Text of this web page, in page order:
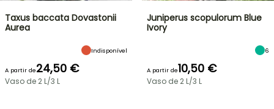
Taxus baccata Dovastonii
Aurea
Indisponível
A partir de24,50 €
Vaso de 2 L/3 L
Juniperus scopulorum Blue
Ivory
6
A partir de10,50 €
Vaso de 2 L/3 L